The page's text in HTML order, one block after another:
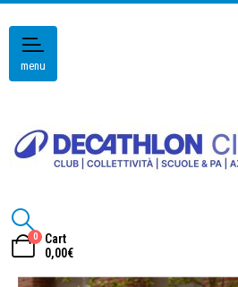
menu
0
Cart
0,00€